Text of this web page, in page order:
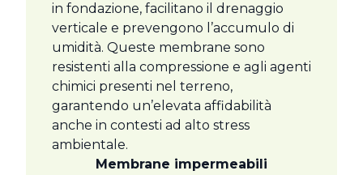
in fondazione, facilitano il drenaggio
verticale e prevengono l’accumulo di
umidità. Queste membrane sono
resistenti alla compressione e agli agenti
chimici presenti nel terreno,
garantendo un’elevata affidabilità
anche in contesti ad alto stress
ambientale.
Membrane impermeabili